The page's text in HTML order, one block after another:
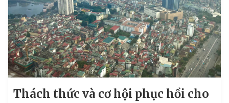
Thách thức và cơ hội phục hồi cho